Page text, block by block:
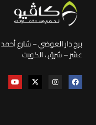
برج دار العوضي – شارع أحمد
عشر – شرق ، الكويت